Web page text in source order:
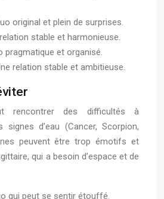
original et plein de surprises.
stable et harmonieuse.
pragmatique et organisé.
relation stable et ambitieuse.
rencontrer des difficultés à
signes d’eau (Cancer, Scorpion,
peuvent être trop émotifs et
qui a besoin d’espace et de
qui peut se sentir étouffé.